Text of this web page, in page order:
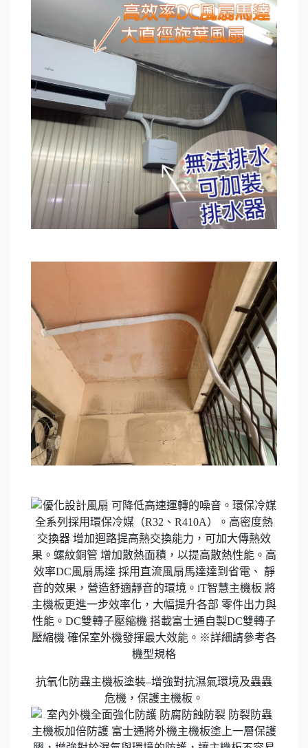
抗氧化防蟲主機板塗裝–增強對抗濕氣環境及蟲蟲
危機，保護主機板。